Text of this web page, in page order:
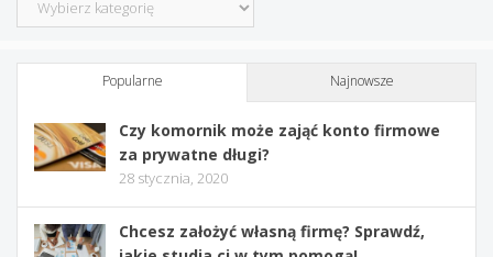
Popularne Najnowsze
Czy komornik może zająć konto firmowe
za prywatne długi?
28 stycznia, 2020
Chcesz założyć własną firmę? Sprawdź,